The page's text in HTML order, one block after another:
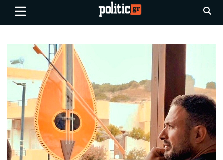
Skip
Ειδήσεις απο τη
Θεσσαλονίκη, την Ελλάδα και
όλο τον Κόσμο
politic.gr